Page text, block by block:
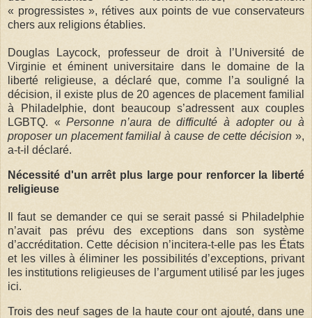
« progressistes », rétives aux points de vue conservateurs
chers aux religions établies.
Douglas Laycock, professeur de droit à l’Université de
Virginie et éminent universitaire dans le domaine de la
liberté religieuse, a déclaré que, comme l’a souligné la
décision, il existe plus de 20 agences de placement familial
à Philadelphie, dont beaucoup s’adressent aux couples
LGBTQ. «Personne n’aura de difficulté à adopter ou à
proposer un placement familial à cause de cette décision »,
a-t-il déclaré.
Nécessité d'un arrêt plus large pour renforcer la liberté
religieuse
Il faut se demander ce qui se serait passé si Philadelphie
n’avait pas prévu des exceptions dans son système
d’accréditation. Cette décision n’incitera-t-elle pas les États
et les villes à éliminer les possibilités d’exceptions, privant
les institutions religieuses de l’argument utilisé par les juges
ici.
Trois des neuf sages de la haute cour ont ajouté, dans une